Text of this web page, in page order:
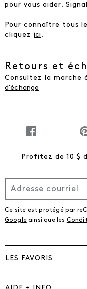
pour vous aider.
Pour connaître tous
cliquez ici .
Retours et
Consultez la marche
d'échange
Profitez de 10 $
Ce site est protégé par
Googleainsi que les
LES FAVORIS